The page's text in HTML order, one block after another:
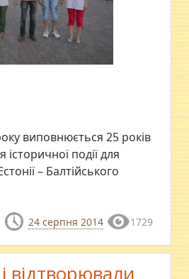
виповнюється 25 років
події для
– Балтійського
24 серпня 2014 1729
відтворювали